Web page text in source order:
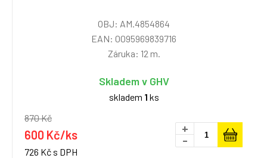
OBJ: AM.4854864
EAN: 0095969839716
Záruka: 12 m.
Skladem v GHV
skladem 1 ks
870 Kč
600 Kč/ks
726 Kč s DPH
+
-